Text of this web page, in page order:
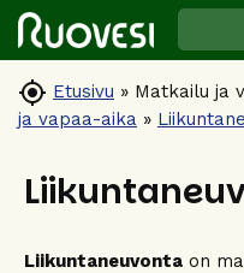
 Etusivu » Matkailu ja
ja vapaa-aika »
Liikuntaneuvonta on